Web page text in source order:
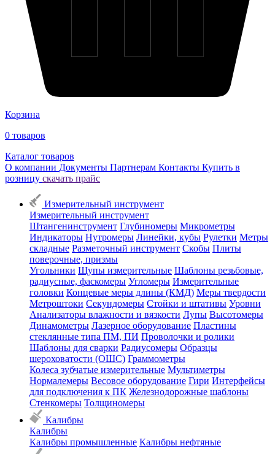
Корзина
0 товаров
Каталог товаров
О компании Документы Партнерам Контакты Купить в
розницу скачать прайс
Измерительный инструмент
Измерительный инструмент
Штангенинструмент Глубиномеры Микрометры
Индикаторы Нутромеры Линейки, кубы Рулетки Метры
складные Разметочный инструмент Скобы Плиты
поверочные, призмы
Угольники Щупы измерительные Шаблоны резьбовые,
радиусные, фаскомеры Угломеры Измерительные
головки Концевые меры длины (КМД) Меры твердости
Метроштоки Секундомеры Стойки и штативы Уровни
Анализаторы влажности и вязкости Лупы Высотомеры
Динамометры Лазерное оборудование Пластины
стеклянные типа ПМ, ПИ Проволочки и ролики
Шаблоны для сварки Радиусомеры Образцы
шероховатости (ОШС) Граммометры
Колеса зубчатые измерительные Мультиметры
Нормалемеры Весовое оборудование Гири Интерфейсы
для подключения к ПК Железнодорожные шаблоны
Стенкомеры Толщиномеры
Калибры
Калибры
Калибры промышленные Калибры нефтяные